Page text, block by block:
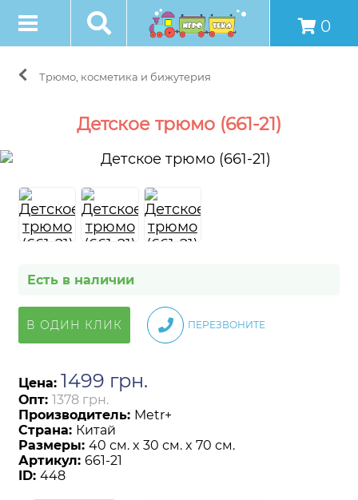
0
Трюмо, косметика и бижутерия
Детское трюмо (661-21)
Есть в наличии
В ОДИН КЛИК ПЕРЕЗВОНИТЕ
Цена: 1499 грн.
Опт: 1378 грн.
Производитель: Metr+
Страна: Китай
Размеры: 40 см. x 30 см. x 70 см.
Артикул: 661-21
ID: 448